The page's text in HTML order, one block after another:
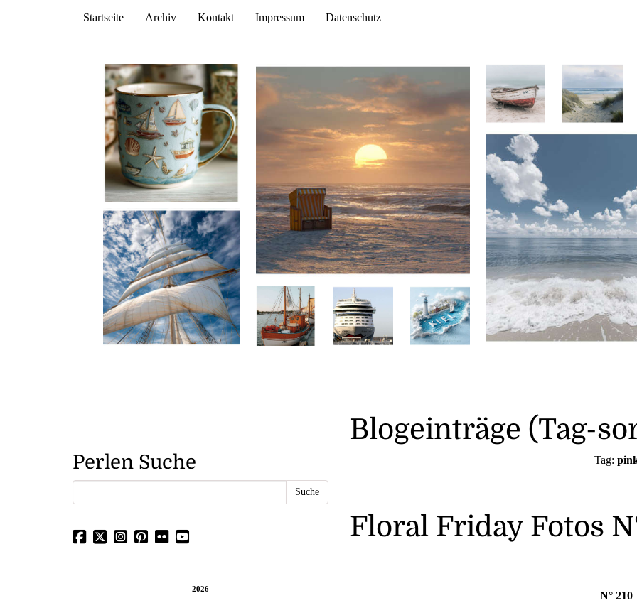
Startseite Archiv Kontakt Impressum Datenschutz
Blogeinträge (Tag-
Tag:
Floral Friday Fotos
N° 210
Perlen Suche
2026